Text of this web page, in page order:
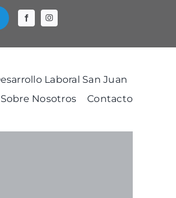
Laboral San Juan
Sobre Nosotros Contacto